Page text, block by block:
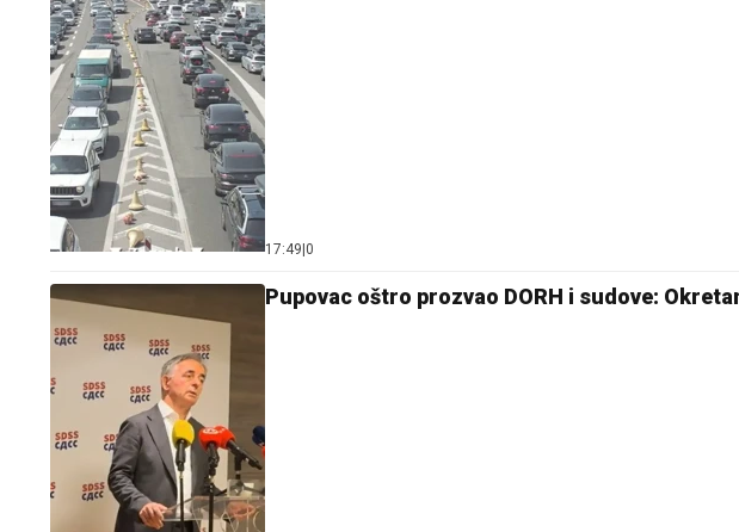
17:49 0
Pupovac oštro prozvao DORH i sudove: